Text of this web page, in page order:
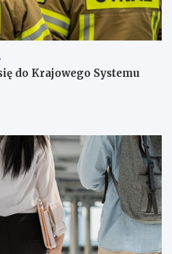
do Krajowego Systemu